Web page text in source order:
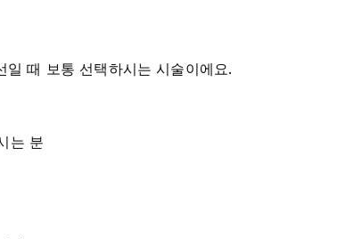
때 보통 선택하시는 시술이에요.
는 분